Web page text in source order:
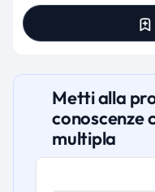
Metti alla
conoscenze
multipla